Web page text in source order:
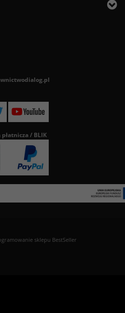
/ BLIK
sklepu BestSeller